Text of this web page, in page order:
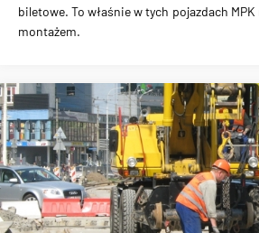
biletowe. To właśnie w tych pojazdach MPK
montażem.